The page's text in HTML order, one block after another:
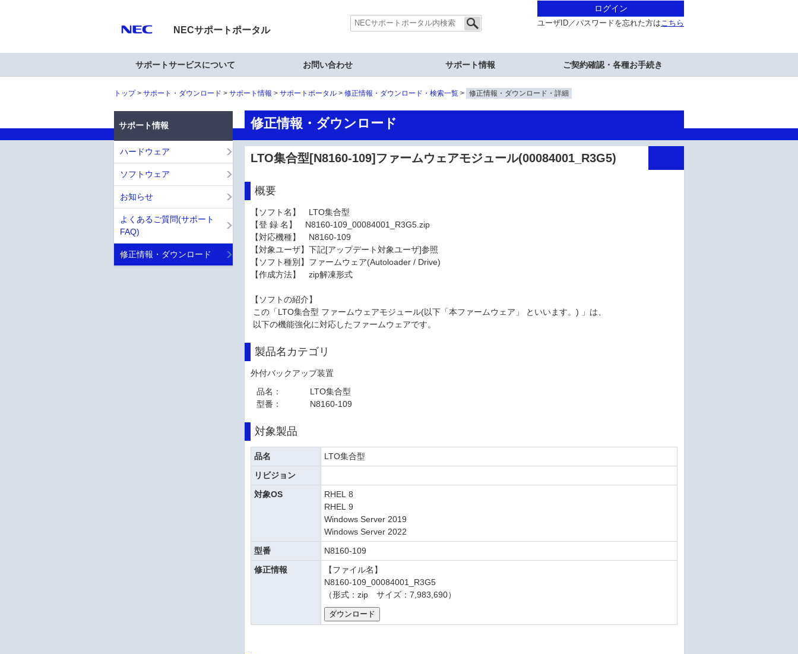
NECサポートポータル
ログイン
ユーザID／パスワードを忘れた方はこちら
サポートサービスについて お問い合わせ サポート情報 ご契約確認・各種お手続き
トップ サポート・ダウンロード サポート情報 サポートポータル 修正情報・ダウンロード・検索一覧 修正情報・ダウンロード・詳細
修正情報・ダウンロード
LTO集合型[N8160-109]ファームウェアモジュール(00084001_R3G5)
概要
【ソフト名】 LTO集合型
【登 録 名】 N8160-109_00084001_R3G5.zip
【対応機種】 N8160-109
【対象ユーザ】下記[アップデート対象ユーザ]参照
【ソフト種別】ファームウェア(Autoloader / Drive)
【作成方法】 zip解凍形式
【ソフトの紹介】
この「LTO集合型 ファームウェアモジュール(以下「本ファームウェア」 といいます。) 」は、
以下の機能強化に対応したファームウェアです。
製品名カテゴリ
外付バックアップ装置
品名：
LTO集合型
型番：
N8160-109
対象製品
品名
LTO集合型
リビジョン
対象OS
RHEL 8
RHEL 9
Windows Server 2019
Windows Server 2022
型番
N8160-109
修正情報
【ファイル名】
N8160-109_00084001_R3G5
（形式：zip サイズ：7,983,690）
サポート情報
ハードウェア
ソフトウェア
お知らせ
よくあるご質問(サポート
FAQ)
修正情報・ダウンロード